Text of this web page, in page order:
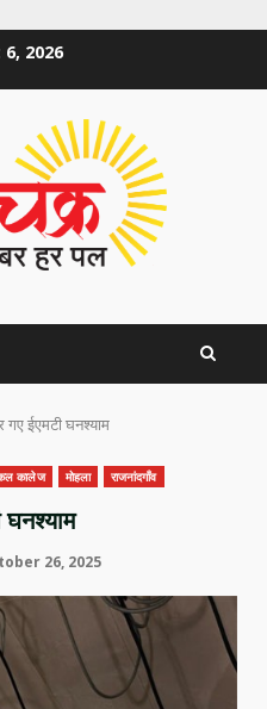
2026
गए ईएमटी घनश्याम
कालेज मोहला राजनांदगाँव
घनश्याम
26, 2025